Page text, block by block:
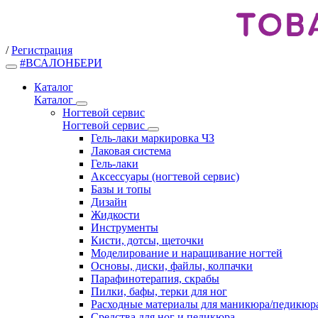
/ Регистрация
#ВСАЛОНБЕРИ
Каталог
Каталог
Ногтевой сервис
Ногтевой сервис
Гель-лаки маркировка ЧЗ
Лаковая система
Гель-лаки
Аксессуары (ногтевой сервис)
Базы и топы
Дизайн
Жидкости
Инструменты
Кисти, дотсы, щеточки
Моделирование и наращивание ногтей
Основы, диски, файлы, колпачки
Парафинотерапия, скрабы
Пилки, бафы, терки для ног
Расходные материалы для маникюра/